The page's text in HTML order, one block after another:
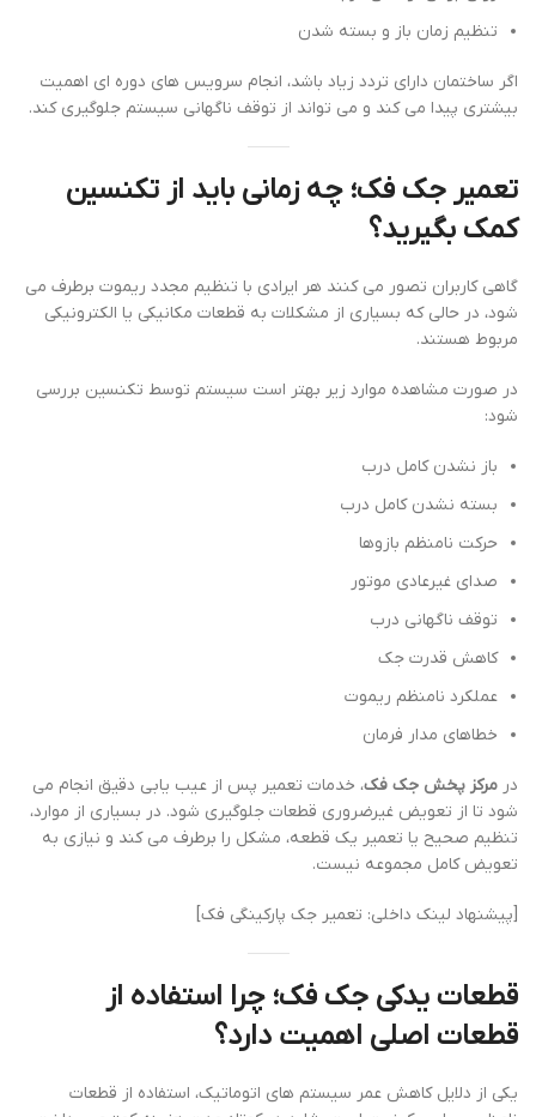
تنظیم زمان باز و بسته شدن
اگر ساختمان دارای تردد زیاد باشد، انجام سرویس های دوره ای اهمیت
بیشتری پیدا می کند و می تواند از توقف ناگهانی سیستم جلوگیری کند.
تعمیر جک فک؛ چه زمانی باید از تکنسین
کمک بگیرید؟
گاهی کاربران تصور می کنند هر ایرادی با تنظیم مجدد ریموت برطرف می
شود، در حالی که بسیاری از مشکلات به قطعات مکانیکی یا الکترونیکی
مربوط هستند.
در صورت مشاهده موارد زیر بهتر است سیستم توسط تکنسین بررسی
شود:
باز نشدن کامل درب
بسته نشدن کامل درب
حرکت نامنظم بازوها
صدای غیرعادی موتور
توقف ناگهانی درب
کاهش قدرت جک
عملکرد نامنظم ریموت
خطاهای مدار فرمان
در مرکز پخش جک فک، خدمات تعمیر پس از عیب یابی دقیق انجام می
شود تا از تعویض غیرضروری قطعات جلوگیری شود. در بسیاری از موارد،
تنظیم صحیح یا تعمیر یک قطعه، مشکل را برطرف می کند و نیازی به
تعویض کامل مجموعه نیست.
[پیشنهاد لینک داخلی: تعمیر جک پارکینگی فک]
قطعات یدکی جک فک؛ چرا استفاده از
قطعات اصلی اهمیت دارد؟
یکی از دلایل کاهش عمر سیستم های اتوماتیک، استفاده از قطعات